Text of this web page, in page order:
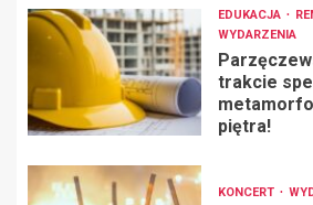
EDUKACJA
WYDARZENIA
trakcie
piętra!
KONCERT